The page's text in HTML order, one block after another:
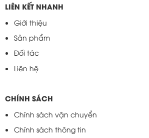
LIÊN KẾT NHANH
Giới thiệu
Sản phẩm
Đối tác
Liên hệ
CHÍNH SÁCH
Chính sách vận chuyển
Chính sách thông tin